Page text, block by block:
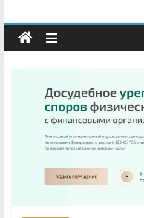
суслики
сельский
портал